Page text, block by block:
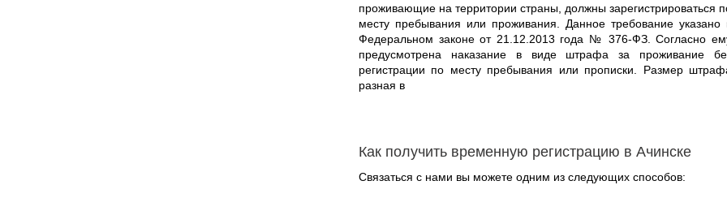
проживающие на территории страны, должны зарегистрироваться
месту пребывания или проживания. Данное требование указано
Федеральном законе от 21.12.2013 года № 376-ФЗ. Согласно
предусмотрена наказание в виде штрафа за проживание
регистрации по месту пребывания или прописки. Размер
разная в
Как получить временную регистрацию в Ачинске
Связаться с нами вы можете одним из следующих способов: